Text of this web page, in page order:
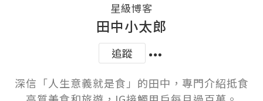
星級博客
田中小太郎
追蹤
深信「人生意義就是食」的田中，專門介紹抵食